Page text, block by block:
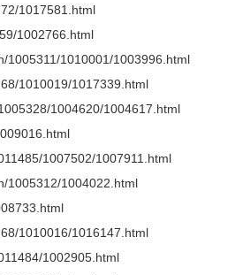
1017581.html
1002766.html
1005311/1010001/1003996.html
1010019/1017339.html
1004620/1004617.html
1007502/1007911.html
1005312/1004022.html
1010016/1016147.html
1002905.html